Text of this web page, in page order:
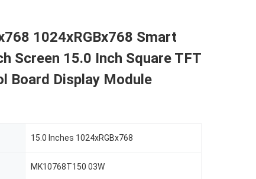
1024xRGBx768 Smart
Screen 15.0 Inch Square TFT
Board Display Module
15.0 Inches 1024xRGBx768
MK10768T150 03W